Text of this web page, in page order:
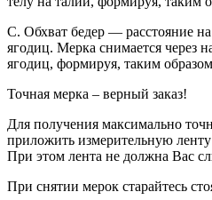
C. Обхват бедер — расстояние
ягодиц. Мерка снимается через
ягодиц, формируя, таким
Точная мерка – верный заказ!
Для получения максимально
приложить измерительную
При этом лента не должна Вас
При снятии мерок старайтесь